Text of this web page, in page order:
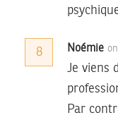
8 Noémie
Je viens
Par